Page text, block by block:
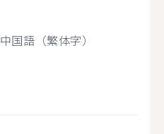
中国語（繁体字）